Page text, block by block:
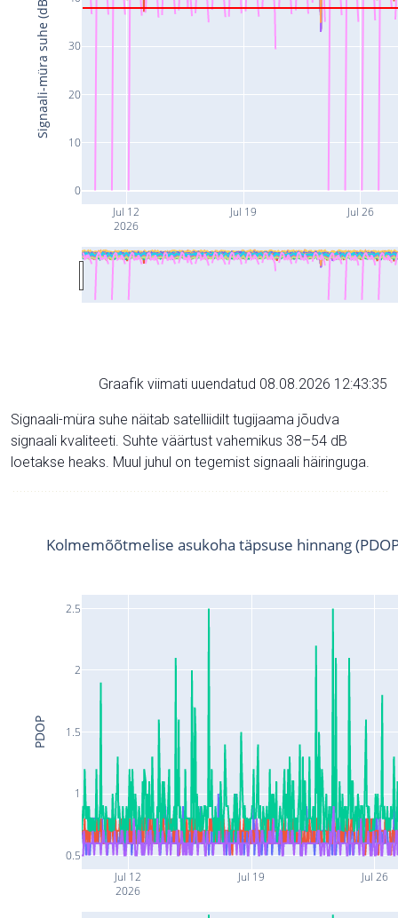
Jul 12
2026
Jul 19 Jul 26
0
10
20
30
Signaali-müra suhe (dB)
Graafik viimati uuendatud 08.08.2026 12:43:35
Signaali-müra suhe näitab satelliidilt tugijaama jõudva
signaali kvaliteeti. Suhte väärtust vahemikus 38–54 dB
loetakse heaks. Muul juhul on tegemist signaali häiringuga.
Jul 12
2026
Jul 19 Jul 26
0.5
1
1.5
2
2.5
Kolmemõõtmelise asukoha täpsuse hinnang
PDOP